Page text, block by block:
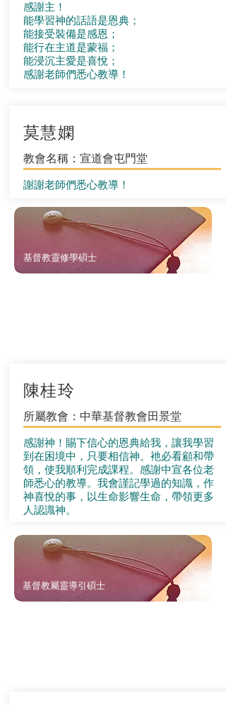
感謝主！
能學習神的話語是恩典；
能接受裝備是感恩；
能行在主道是蒙福；
能浸沉主愛是喜悅；
感謝老師們悉心教導！
莫慧嫻
教會名稱：宣道會屯門堂
謝謝老師們悉心教導！
基督教靈修學碩士
陳桂玲
所屬教會：中華基督教會田景堂
感謝神！賜下信心的恩典給我，讓我學習
到在困境中，只要相信神。衪必看顧和帶
領，使我順利完成課程。感謝中宣各位老
師悉心的教導。我會謹記學過的知識，作
神喜悅的事，以生命影響生命，帶領更多
人認識神。
基督教屬靈導引碩士